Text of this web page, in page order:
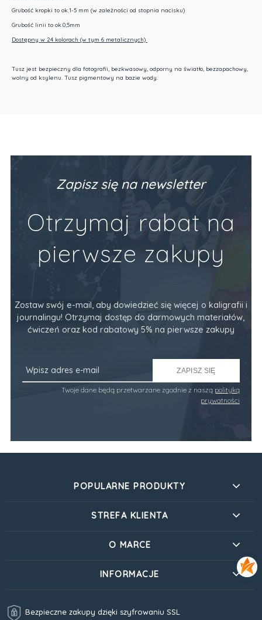
Grubość kropki to ok.1-5 mm (w zależności od stopnia nacisku)
Grubość linii to ok.0,5mm
Dostępny w 24 kolorach (w tym 6 metalicznych)
Tusz jest bezpieczny dla fotografii, bezkwasowy, odporny na światło, bezzapachowy,
wolny od ksylenu. Tusz pigmentowy na bazie wody.
Zapisz się na newsletter
Otrzymaj rabat na
pierwsze zakupy
Zostaw swój e-mail, aby dowiedzieć się więcej o kaligrafii i
journalingu! Otrzymaj dostęp do darmowych materiałów,
ćwiczeń oraz kod rabatowy 5% na pierwsze zakupy
ZAPISZ SIĘ
Twoje dane będą przetwarzane zgodnie z naszą polityką
prywatności
POPULARNE PRODUKTY
STREFA KLIENTA
O MARCE
INFORMACJE
Bezpieczne zakupy dzięki szyfrowaniu SSL